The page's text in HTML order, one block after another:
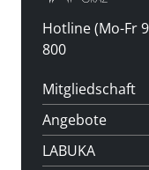
Hotline (Mo-Fr
800
Mitgliedschaft
Angebote
LABUKA